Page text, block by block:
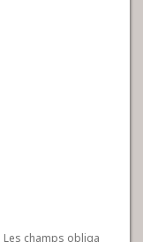
champs obliga